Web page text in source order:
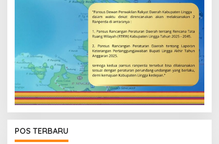
POS TERBARU